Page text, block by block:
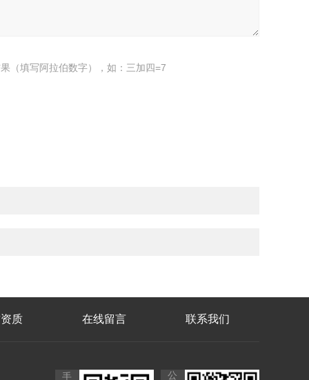
（填写阿拉伯数字），如：三加四=7
质 在线留言 联系我们
手 公